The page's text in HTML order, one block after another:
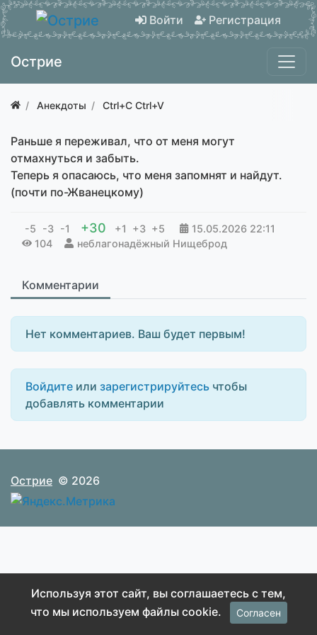
Войти Регистрация
Острие
Анекдоты Ctrl+C Ctrl+V
Раньше я переживал, что от меня могут
отмахнуться и забыть.
Теперь я опасаюсь, что меня запомнят и найдут.
(почти по-Жванецкому)
-5 -3 -1 +30 +1 +3 +5 15.05.2026 22:11
104
неблагонадёжный Нищеброд
Комментарии
Нет комментариев. Ваш будет первым!
Войдите или зарегистрируйтесь чтобы
добавлять комментарии
Острие © 2026
Используя этот сайт, вы соглашаетесь с тем,
что мы используем файлы cookie.
Согласен